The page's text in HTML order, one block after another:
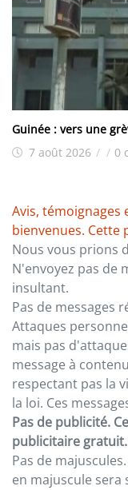
Guinée : vers une
7 août 2026 / / 0
Avis,
bienvenues. Cette
Nous vous prions
N'envoyez pas de
insultant.
Pas de messages
Attaques
mais pas
message à
respectant pas la
la loi. Ces
Pas de publicité.
publicitaire gratuit.
Pas de
en majuscule sera